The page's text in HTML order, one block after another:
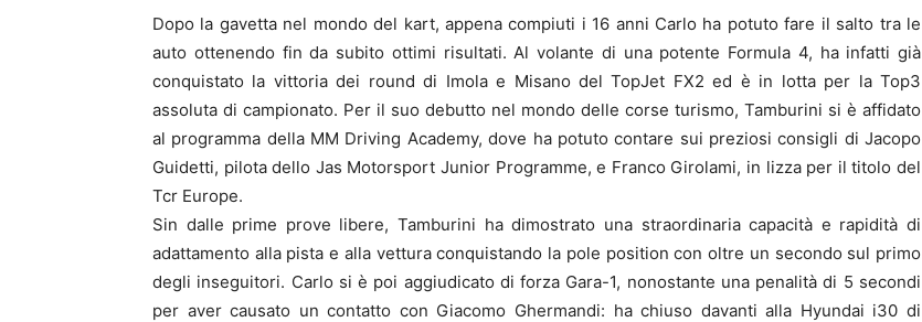
Dopo la gavetta nel mondo del kart, appena compiuti i 16 anni Carlo ha potuto fare il salto tra le
auto ottenendo fin da subito ottimi risultati. Al volante di una potente Formula 4, ha infatti già
conquistato la vittoria dei round di Imola e Misano del TopJet FX2 ed è in lotta per la Top3
assoluta di campionato. Per il suo debutto nel mondo delle corse turismo, Tamburini si è affidato
al programma della MM Driving Academy, dove ha potuto contare sui preziosi consigli di Jacopo
Guidetti, pilota dello Jas Motorsport Junior Programme, e Franco Girolami, in lizza per il titolo del
Tcr Europe.
Sin dalle prime prove libere, Tamburini ha dimostrato una straordinaria capacità e rapidità di
adattamento alla pista e alla vettura conquistando la pole position con oltre un secondo sul primo
degli inseguitori. Carlo si è poi aggiudicato di forza Gara-1, nonostante una penalità di 5 secondi
per aver causato un contatto con Giacomo Ghermandi: ha chiuso davanti alla Hyundai i30 di